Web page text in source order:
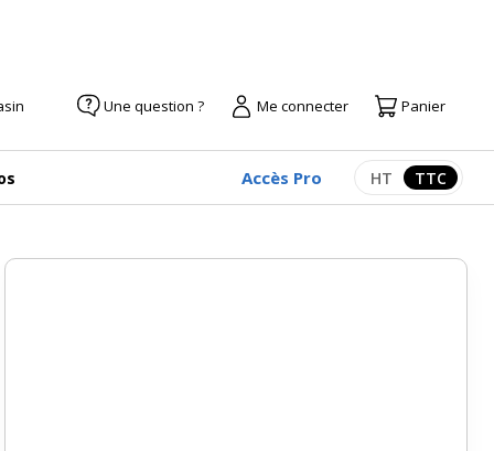
Une question ? Me connecter Panier
Accès Pro Afficher les
HT TTC